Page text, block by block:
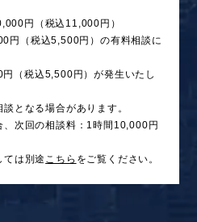
円（税込11,000円）
円（税込5,500円）の有料相談に
（税込5,500円）が発生いたし
となる場合があります。
、次回の相談料：1時間10,000円
ては別途 こちら をご覧ください。